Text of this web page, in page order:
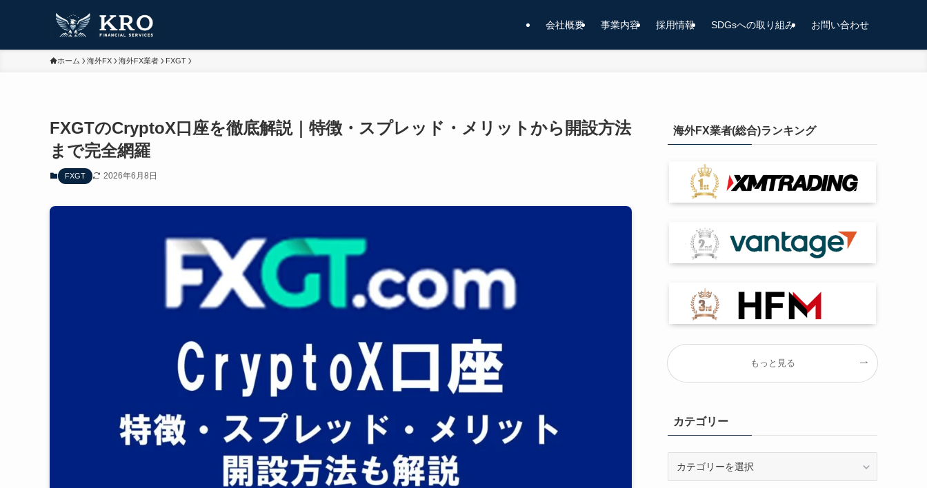
会社概要 事業内容 採用情報 SDGsへの取り組み お問い合わせ
ホーム 海外FX 海外FX業者 FXGT
FXGTのCryptoX口座を徹底解説｜特徴・スプレッド・メリットから開設方法
まで完全網羅
FXGT 2026年6月8日
海外FX業者(総合)ランキング
もっと見る
カテゴリー